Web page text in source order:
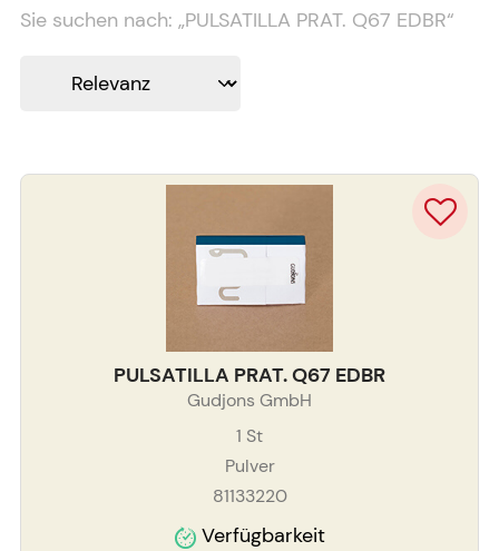
Sie suchen nach: „PULSATILLA PRAT. Q67 EDBR“
PULSATILLA PRAT. Q67 EDBR
Gudjons GmbH
1 St
Pulver
81133220
Verfügbarkeit